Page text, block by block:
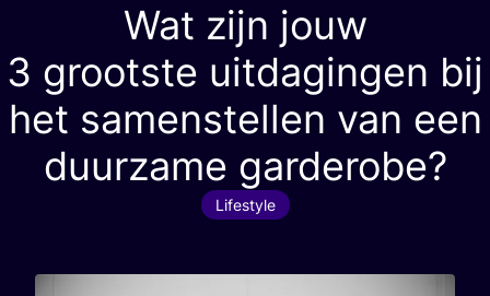
Wat zijn jouw
3 grootste uitdagingen bij
het samenstellen van een
duurzame garderobe?
Lifestyle